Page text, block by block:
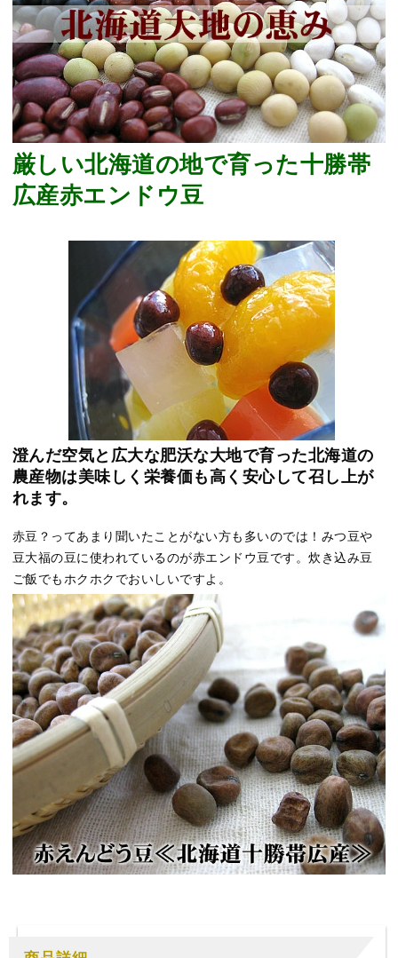
厳しい北海道の地で育った十勝帯
広産赤エンドウ豆
澄んだ空気と広大な肥沃な大地で育った北海道の
農産物は美味しく栄養価も高く安心して召し上が
れます。
赤豆？ってあまり聞いたことがない方も多いのでは！みつ豆や
豆大福の豆に使われているのが赤エンドウ豆です。炊き込み豆
ご飯でもホクホクでおいしいですよ。